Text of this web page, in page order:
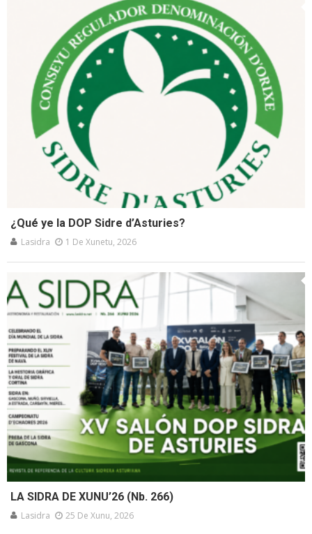
¿Qué ye la DOP Sidre d’Asturies?
Lasidra 1 De Xunetu, 2026
LA SIDRA DE XUNU’26 (Nb. 266)
Lasidra 25 De Xunu, 2026